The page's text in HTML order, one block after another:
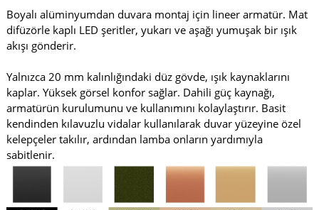
Boyalı alüminyumdan duvara montaj için lineer armatür. Mat
difüzörle kaplı LED şeritler, yukarı ve aşağı yumuşak bir ışık
akışı gönderir.
Yalnızca 20 mm kalınlığındaki düz gövde, ışık kaynaklarını
kaplar. Yüksek görsel konfor sağlar. Dahili güç kaynağı,
armatürün kurulumunu ve kullanımını kolaylaştırır. Basit
kendinden kılavuzlu vidalar kullanılarak duvar yüzeyine özel
kelepçeler takılır, ardından lamba onların yardımıyla
sabitlenir.